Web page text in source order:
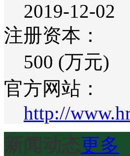
2019-12-02
注册资本：
500 (万元)
官方网站：
http://
新闻动态更多